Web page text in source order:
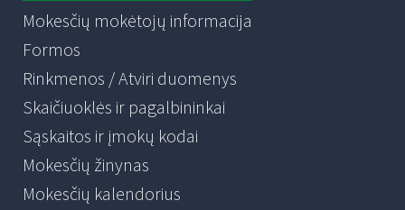
Mokesčių mokėtojų informacija
Formos
Rinkmenos / Atviri duomenys
Skaičiuoklės ir pagalbininkai
Sąskaitos ir įmokų kodai
Mokesčių žinynas
Mokesčių kalendorius